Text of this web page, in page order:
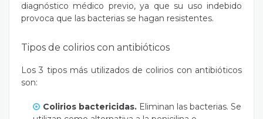
diagnóstico médico previo, ya que su uso indebido
provoca que las bacterias se hagan resistentes.
Tipos de colirios con antibióticos
Los 3 tipos más utilizados de colirios con antibióticos
son:
Colirios bactericidas. Eliminan las bacterias. Se